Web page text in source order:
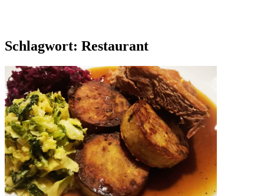
Schlagwort: Restaurant